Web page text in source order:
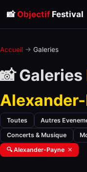
📸 ObjectifFestival
Accueil → Galeries
📸 Galeries
Toutes Autres
Concerts & Musique
🔍 Alexander-Payne ✕